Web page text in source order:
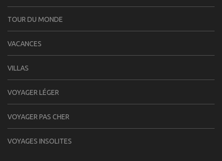
TOUR DU MONDE
VACANCES
VILLAS
VOYAGER LÉGER
VOYAGER PAS CHER
VOYAGES INSOLITES